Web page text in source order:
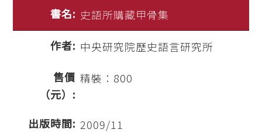
史語所購藏甲骨集
中央研究院歷史語言研究所
精裝：800
2009/11